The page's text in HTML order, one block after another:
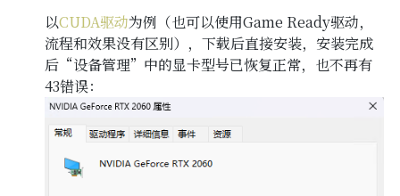
以CUDA驱动为例（也可以使用Game Ready驱动，
流程和效果没有区别），下载后直接安装，安装完成
后“设备管理”中的显卡型号已恢复正常，也不再有
43错误：